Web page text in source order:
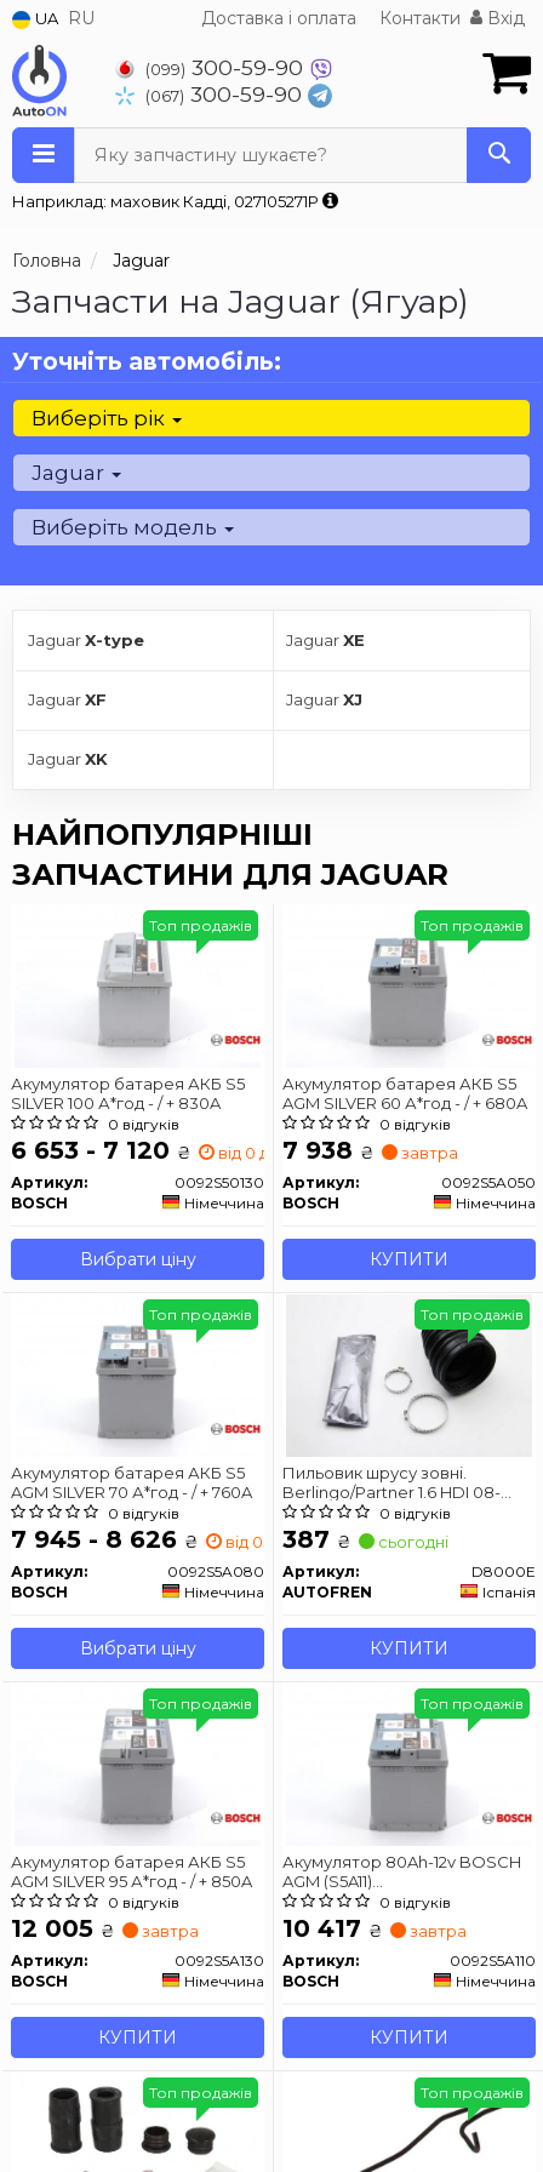
UA RU Доставка і оплата Контакти Вхід
(099) 300-59-90
(067) 300-59-90
Яку запчастину шукаєте?
Наприклад: маховик Кадді, 027105271P
Головна Jaguar
Запчасти на Jaguar (Ягуар)
Уточніть автомобіль:
Виберіть рік
Jaguar
Виберіть модель
JaguarX-type JaguarXE
JaguarXF JaguarXJ
JaguarXK
НАЙПОПУЛЯРНІШІ
ЗАПЧАСТИНИ ДЛЯ JAGUAR
Акумулятор батарея АКБ S5
SILVER 100 А*год - / + 830A
0 відгуків
6 653 - 7 120 ₴ від 0 дн.
Артикул:
0092S50130
BOSCH
Німеччина
Вибрати ціну
Топ продажів
Акумулятор батарея АКБ S5
AGM SILVER 60 А*год - / + 680A
0 відгуків
7 938 ₴ завтра
Артикул:
0092S5A050
BOSCH
Німеччина
КУПИТИ
Топ продажів
Акумулятор батарея АКБ S5
AGM SILVER 70 А*год - / + 760A
0 відгуків
7 945 - 8 626 ₴ від 0 дн.
Артикул:
0092S5A080
BOSCH
Німеччина
Вибрати ціну
Топ продажів
Пильовик шрусу зовні.
Berlingo/Partner 1.6 HDI 08-
AUTOFREN SEINSA D8000E
0 відгуків
387 ₴ сьогодні
Артикул:
D8000E
AUTOFREN
Іспанія
КУПИТИ
Топ продажів
Акумулятор батарея АКБ S5
AGM SILVER 95 А*год - / + 850A
0 відгуків
12 005 ₴ завтра
Артикул:
0092S5A130
BOSCH
Німеччина
КУПИТИ
Топ продажів
Акумулятор 80Ah-12v BOSCH
AGM (S5A11)
(315x175x190),R,EN800
0 відгуків
10 417 ₴ завтра
Артикул:
0092S5A110
BOSCH
Німеччина
КУПИТИ
Топ продажів
Топ продажів Топ продажів